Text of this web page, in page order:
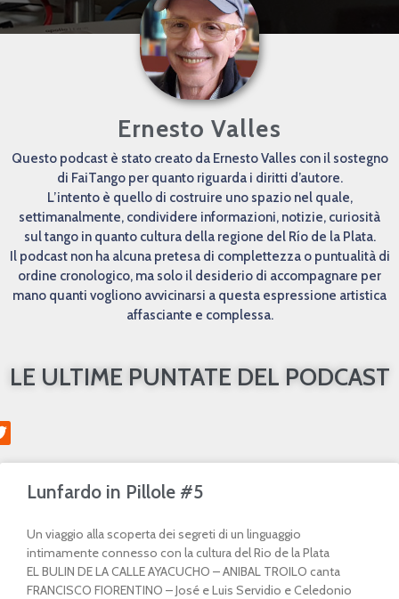
Ernesto Valles
Questo podcast è stato creato da Ernesto Valles con il sostegno
di FaiTango per quanto riguarda i diritti d’autore.
L’intento è quello di costruire uno spazio nel quale,
settimanalmente, condividere informazioni, notizie, curiosità
sul tango in quanto cultura della regione del Río de la Plata.
Il podcast non ha alcuna pretesa di complettezza o puntualità di
ordine cronologico, ma solo il desiderio di accompagnare per
mano quanti vogliono avvicinarsi a questa espressione artistica
affasciante e complessa.
LE ULTIME PUNTATE DEL PODCAST
Lunfardo in Pillole #5
Un viaggio alla scoperta dei segreti di un linguaggio
intimamente connesso con la cultura del Rio de la Plata
EL BULIN DE LA CALLE AYACUCHO – ANIBAL TROILO canta
FRANCISCO FIORENTINO – José e Luis Servidio e Celedonio